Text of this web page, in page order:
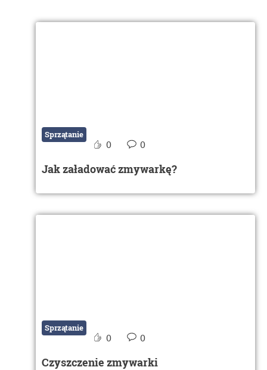
Sprzątanie
0 0
Jak załadować zmywarkę?
Sprzątanie
0 0
Czyszczenie zmywarki